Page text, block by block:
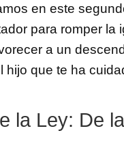
en este
para romper la
a un
hijo que te ha
la Ley: De